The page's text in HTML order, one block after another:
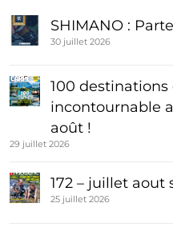
SHIMANO :
30 juillet 2026
100
incontournable
août !
29 juillet 2026
172 – juillet aout
25 juillet 2026